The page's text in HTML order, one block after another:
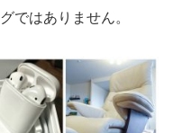
ではありません。